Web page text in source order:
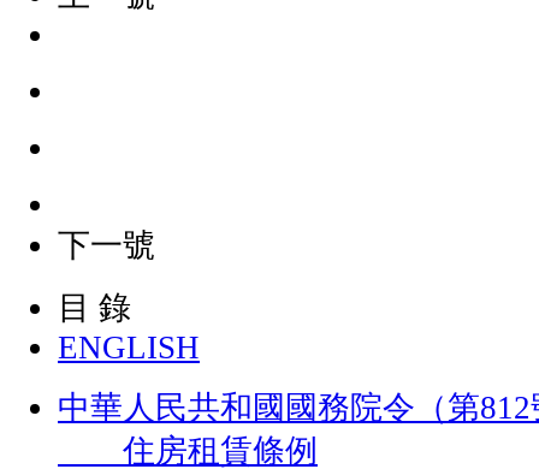
下一號
目 錄
ENGLISH
中華人民共和國國務院令（第812
住房租賃條例